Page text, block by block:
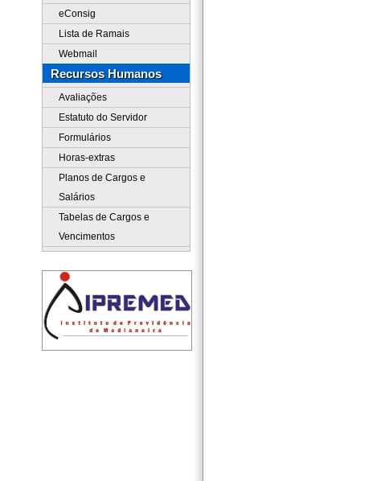
eConsig
Lista de Ramais
Webmail
Recursos Humanos
Avaliações
Estatuto do Servidor
Formulários
Horas-extras
Planos de Cargos e
Salários
Tabelas de Cargos e
Vencimentos